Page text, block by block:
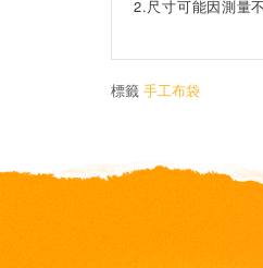
2.尺寸可能因測量
標籤 手工布袋